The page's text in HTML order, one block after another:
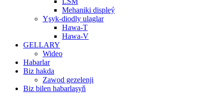
Mehaniki displeý
Yşyk-diodly ulaglar
Hawa-T
Hawa-V
GELLARY
Wideo
Habarlar
Biz hakda
Zawod gezelenji
Biz bilen habarlaşyň